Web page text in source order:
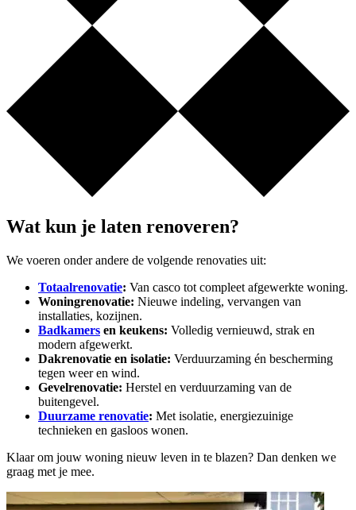
Wat kun je laten renoveren?
We voeren onder andere de volgende renovaties uit:
Totaalrenovatie: Van casco tot compleet afgewerkte woning.
Woningrenovatie: Nieuwe indeling, vervangen van
installaties, kozijnen.
Badkamers en keukens: Volledig vernieuwd, strak en
modern afgewerkt.
Dakrenovatie en isolatie: Verduurzaming én bescherming
tegen weer en wind.
Gevelrenovatie: Herstel en verduurzaming van de
buitengevel.
Duurzame renovatie: Met isolatie, energiezuinige
technieken en gasloos wonen.
Klaar om jouw woning nieuw leven in te blazen? Dan denken we
graag met je mee.